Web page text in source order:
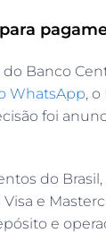
Banco
WhatsApp,
foi
do
Visa e
e